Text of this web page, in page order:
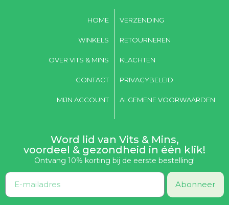
HOME
WINKELS
OVER VITS & MINS
CONTACT
MIJN ACCOUNT
VERZENDING
RETOURNEREN
KLACHTEN
PRIVACYBELEID
ALGEMENE VOORWAARDEN
Word lid van Vits & Mins,
voordeel & gezondheid in één klik!
Ontvang 10% korting bij de eerste bestelling!
Abonneer